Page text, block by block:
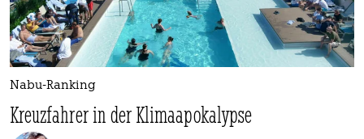
Nabu-Ranking
Kreuzfahrer in der Klimaapokalypse